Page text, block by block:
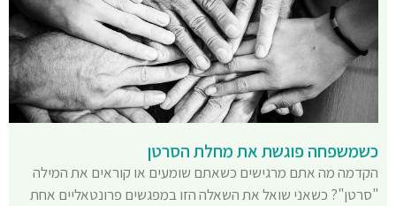
כשמשפחה פוגשת את מחלת הסרטן
הקדמה מה אתם מרגישים כשאתם שומעים או קוראים את המילה
"סרטן"? כשאני שואל את השאלה הזו במפגשים פרונטאליים אחת